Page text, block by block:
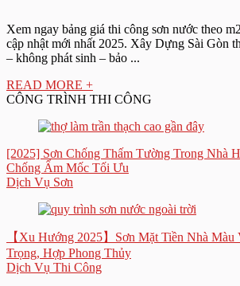
Xem ngay bảng giá thi công sơn nước theo
cập nhật mới nhất 2025. Xây Dựng Sài Gòn
– không phát sinh – bảo ...
READ MORE +
CÔNG TRÌNH THI CÔNG
[2025] Sơn Chống Thấm Tường Trong Nhà
Chống Ẩm Mốc Tối Ưu
Dịch Vụ Sơn
【Xu Hướng 2025】Sơn Mặt Tiền Nhà Màu
Trọng, Hợp Phong Thủy
Dịch Vụ Thi Công